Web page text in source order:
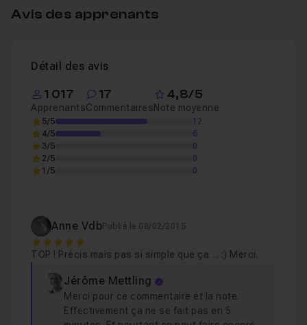
Avis des apprenants
Détail des avis
1 017
Apprenants
17
Commentaires
4,8/5
Note moyenne
5/5
12
4/5
6
3/5
0
2/5
0
1/5
0
Anne VdbPublié le 08/02/2015
5
TOP ! Précis mais pas si simple que ça ... :) Merci.
Jérôme Mettling
Merci pour ce commentaire et la note.
Effectivement ça ne se fait pas en 5